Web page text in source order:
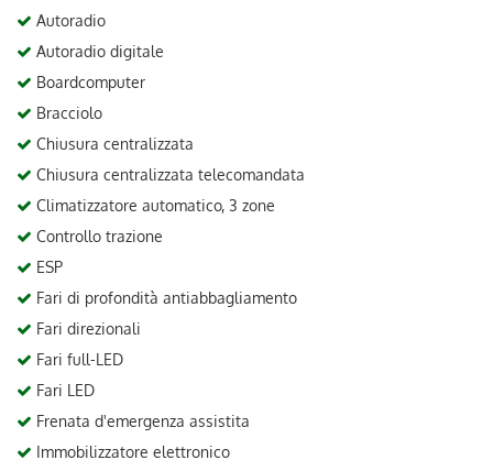
Autoradio
Autoradio digitale
Boardcomputer
Bracciolo
Chiusura centralizzata
Chiusura centralizzata telecomandata
Climatizzatore automatico, 3 zone
Controllo trazione
ESP
Fari di profondità antiabbagliamento
Fari direzionali
Fari full-LED
Fari LED
Frenata d'emergenza assistita
Immobilizzatore elettronico